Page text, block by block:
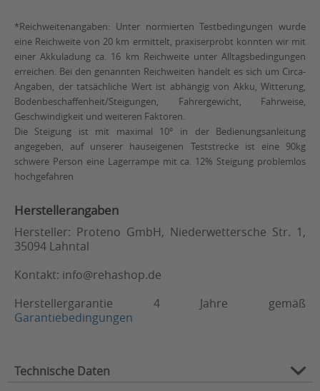
*Reichweitenangaben: Unter normierten Testbedingungen wurde
eine Reichweite von 20 km ermittelt, praxiserprobt konnten wir mit
einer Akkuladung ca. 16 km Reichweite unter Alltagsbedingungen
erreichen. Bei den genannten Reichweiten handelt es sich um Circa-
Angaben, der tatsächliche Wert ist abhängig von Akku, Witterung,
Bodenbeschaffenheit/Steigungen, Fahrergewicht, Fahrweise,
Geschwindigkeit und weiteren Faktoren.
Die Steigung ist mit maximal 10° in der Bedienungsanleitung
angegeben, auf unserer hauseigenen Teststrecke ist eine 90kg
schwere Person eine Lagerrampe mit ca. 12% Steigung problemlos
hochgefahren
Herstellerangaben
Hersteller: Proteno GmbH, Niederwettersche Str. 1,
35094 Lahntal
Kontakt: info@rehashop.de
Herstellergarantie 4 Jahre gemäß
Garantiebedingungen
Technische Daten